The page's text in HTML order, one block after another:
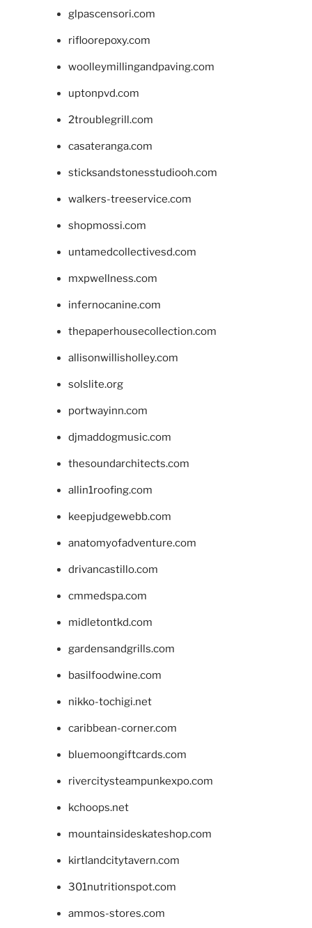
glpascensori.com
rifloorepoxy.com
woolleymillingandpaving.com
uptonpvd.com
2troublegrill.com
casateranga.com
sticksandstonesstudiooh.com
walkers-treeservice.com
shopmossi.com
untamedcollectivesd.com
mxpwellness.com
infernocanine.com
thepaperhousecollection.com
allisonwillisholley.com
solslite.org
portwayinn.com
djmaddogmusic.com
thesoundarchitects.com
allin1roofing.com
keepjudgewebb.com
anatomyofadventure.com
drivancastillo.com
cmmedspa.com
midletontkd.com
gardensandgrills.com
basilfoodwine.com
nikko-tochigi.net
caribbean-corner.com
bluemoongiftcards.com
rivercitysteampunkexpo.com
kchoops.net
mountainsideskateshop.com
kirtlandcitytavern.com
301nutritionspot.com
ammos-stores.com